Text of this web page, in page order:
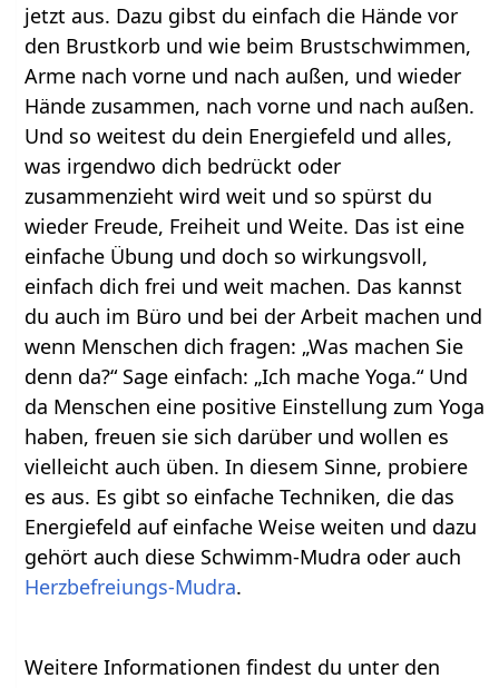
jetzt aus. Dazu gibst du einfach die Hände vor
den Brustkorb und wie beim Brustschwimmen,
Arme nach vorne und nach außen, und wieder
Hände zusammen, nach vorne und nach außen.
Und so weitest du dein Energiefeld und alles,
was irgendwo dich bedrückt oder
zusammenzieht wird weit und so spürst du
wieder Freude, Freiheit und Weite. Das ist eine
einfache Übung und doch so wirkungsvoll,
einfach dich frei und weit machen. Das kannst
du auch im Büro und bei der Arbeit machen und
wenn Menschen dich fragen: „Was machen Sie
denn da?“ Sage einfach: „Ich mache Yoga.“ Und
da Menschen eine positive Einstellung zum Yoga
haben, freuen sie sich darüber und wollen es
vielleicht auch üben. In diesem Sinne, probiere
es aus. Es gibt so einfache Techniken, die das
Energiefeld auf einfache Weise weiten und dazu
gehört auch diese Schwimm-Mudra oder auch
Herzbefreiungs-Mudra.
Weitere Informationen findest du unter den